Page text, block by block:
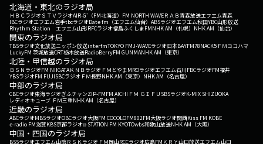
北海道・東北のラジオ局
ＨＢＣラジオＳＴＶラジオAIR-G'（FM北海道） FM NORTH WAVEＲＡＢ青森放送エフエム青森
IBCラジオエフエム岩手tbcラジオDate fm（エフエム仙台） ABSラジオエフエム秋田YBC山形放送
Rhythm Station エフエム山形RFCラジオ福島ふくしまFMNHK AM（札幌） NHK AM（仙台）
関東のラジオ局
TBSラジオ文化放送ニッポン放送interfmTOKYO FMJ-WAVEラジオ日本BAYFM78NACK5 ＦＭヨコハマ
LuckyFM 茨城放送CRT栃木放送RadioBerryFM GUNMANHK AM（東京）
北陸・甲信越のラジオ局
ＢＳＮラジオFM NIIGATAＫＮＢラジオ ＦＭとやまMROラジオエフエム石川FBCラジオFM福井
YBSラジオFM FUJISBCラジオ ＦＭ長野NHK AM（東京） NHK AM（名古屋）
中部のラジオ局
CBCラジオ東海ラジオぎふチャンZIP-FMFM AICHI ＦＭ ＧＩＦＵ SBSラジオK-MIX SHIZUOKA
レディオキューブ ＦＭ三重NHK AM（名古屋）
近畿のラジオ局
ABCラジオMBSラジオOBCラジオ大阪FM COCOLOFM802FM大阪ラジオ関西Kiss FM KOBE
e-radio FM滋賀KBS京都ラジオα-STATION FM KYOTOwbs和歌山放送NHK AM（大阪）
中国・四国のラジオ局
BSSラジオエフエム山陰ＲＳＫラジオ ＦＭ岡山RCCラジオ広島FM ＫＲＹ山口放送エフエム山口